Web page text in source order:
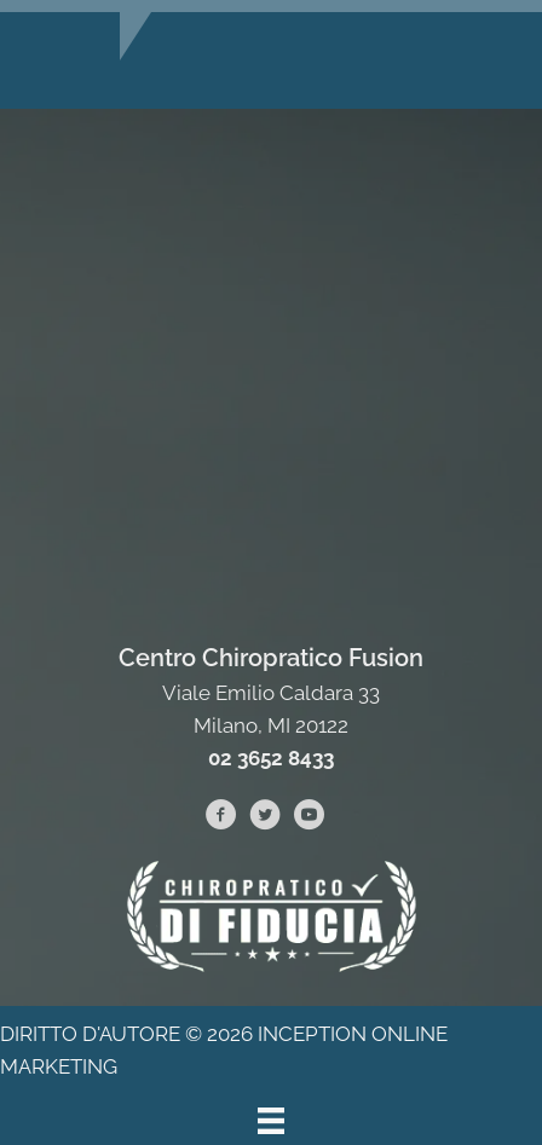
Centro Chiropratico Fusion
Viale Emilio Caldara 33
Milano, MI 20122
02 3652 8433
DIRITTO D'AUTORE © 2026 INCEPTION ONLINE
MARKETING